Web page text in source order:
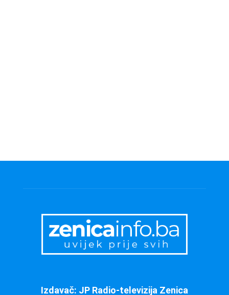
Izdavač: JP Radio-televizija Zenica